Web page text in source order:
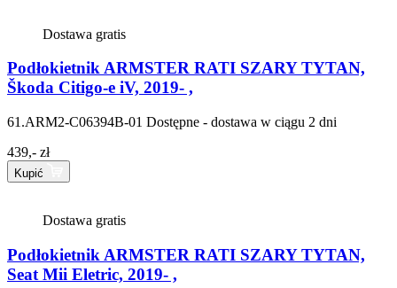
Dostawa gratis
Podłokietnik ARMSTER RATI SZARY TYTAN,
Škoda Citigo-e iV, 2019- ,
61.ARM2-C06394B-01 Dostępne - dostawa w ciągu 2 dni
439,- zł
Kupić
Dostawa gratis
Podłokietnik ARMSTER RATI SZARY TYTAN,
Seat Mii Eletric, 2019- ,